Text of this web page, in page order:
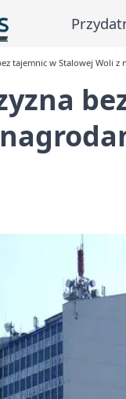
tajemnic w Stalowej Woli z